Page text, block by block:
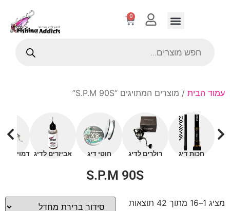
0
עמוד הבית / מוצרים המתויגים “S.P.M 90S”
חכות דיג רולרים לדיג חוטי דיג אביזרים לדיג דמויים
S.P.M 90S
מציג 1–16 מתוך 42 תוצאות